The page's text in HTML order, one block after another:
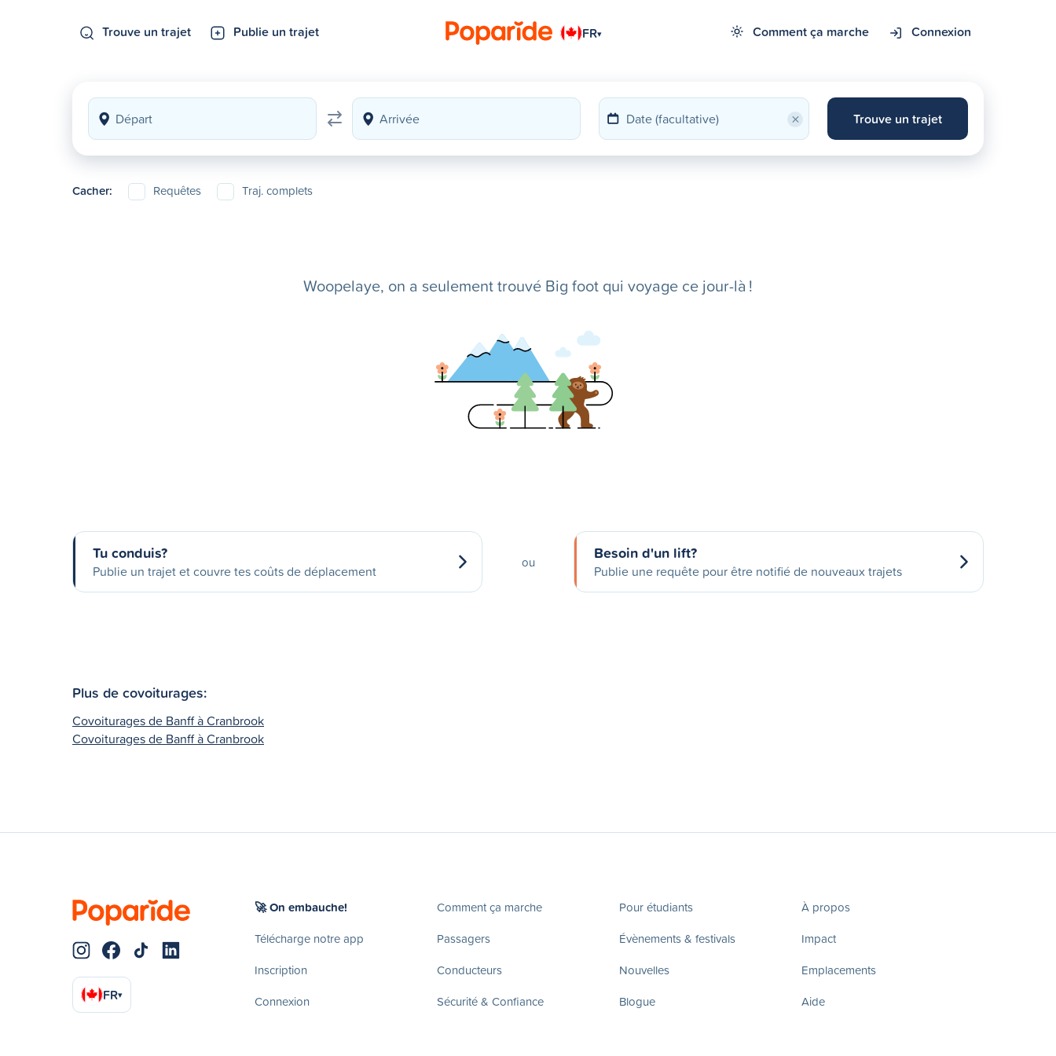
Trouve un trajet Publie un trajet FR▾ Comment ça marche Connexion
× Trouve un trajet
Cacher: Requêtes Traj. complets
Woopelaye, on a seulement trouvé Big foot qui voyage ce jour-là !
Tu conduis?
Publie un trajet et couvre tes coûts de déplacement
ou Besoin d'un lift?
Publie une requête pour être notifié de nouveaux trajets
Plus de covoiturages:
Covoiturages de Banff à Cranbrook
Covoiturages de Banff à Cranbrook
FR▾
🚀 On embauche!
Télécharge notre app
Inscription
Connexion
Comment ça marche
Passagers
Conducteurs
Sécurité & Confiance
Pour étudiants
Évènements & festivals
Nouvelles
Blogue
À propos
Impact
Emplacements
Aide